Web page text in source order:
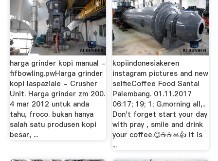
harga grinder kopi manual -
fifbowling.pwHarga grinder
kopi laspaziale - Crusher
Unit. Harga grinder zm 200.
4 mar 2012 untuk anda
tahu, froco. bukan hanya
salah satu produsen kopi
besar, ...
kopiindonesiakeren
instagram pictures and new
selfieCoffee Food Santai
Palembang. 01.11.2017
06:17; 19; 1; G.morning all,..
Don't forget start your day
with pray , smile and drink
your coffee.😊☕☕🙏👍 It is
...